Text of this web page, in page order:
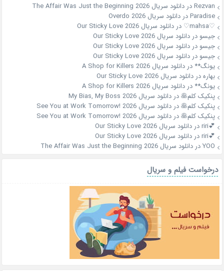
Rezvanدردانلود سریال The Affair Was Just the Beginning 2026
Paradiseدردانلود سریال Overdo 2026
♡mahsa♡
دردانلود سریال Our Sticky Love 2026
جیسو دردانلود سریال Our Sticky Love 2026
جیسو دردانلود سریال Our Sticky Love 2026
جیسو دردانلود سریال Our Sticky Love 2026
یونگ** دردانلود سریال A Shop for Killers 2026
بهارهدردانلود سریال Our Sticky Love 2026
یونگ** دردانلود سریال A Shop for Killers 2026
پنکیک کلم🥞دردانلود سریال My Bias, My Boss 2026
پنکیک کلم🥞دردانلود سریال See You at Work Tomorrow! 2026
پنکیک کلم🥞دردانلود سریال See You at Work Tomorrow! 2026
💕riri
دردانلود سریال Our Sticky Love 2026
💕riri
دردانلود سریال Our Sticky Love 2026
YOOدردانلود سریال The Affair Was Just the Beginning 2026
درخواست فیلم و سریال